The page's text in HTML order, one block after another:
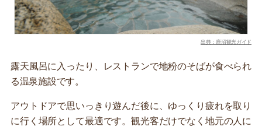
出典：鹿沼観光ガイド
露天風呂に入ったり、レストランで地粉のそばが食べられ
る温泉施設です。
アウトドアで思いっきり遊んだ後に、ゆっくり疲れを取り
に行く場所として最適です。観光客だけでなく地元の人に